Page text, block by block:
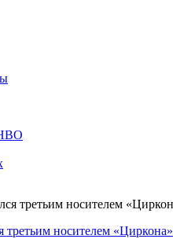
третьим носителем «Циркона»